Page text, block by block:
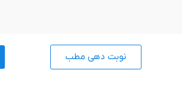
نوبت دهی مطب